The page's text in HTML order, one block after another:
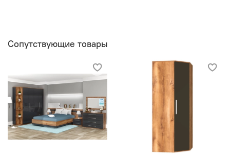
Сопутствующие товары